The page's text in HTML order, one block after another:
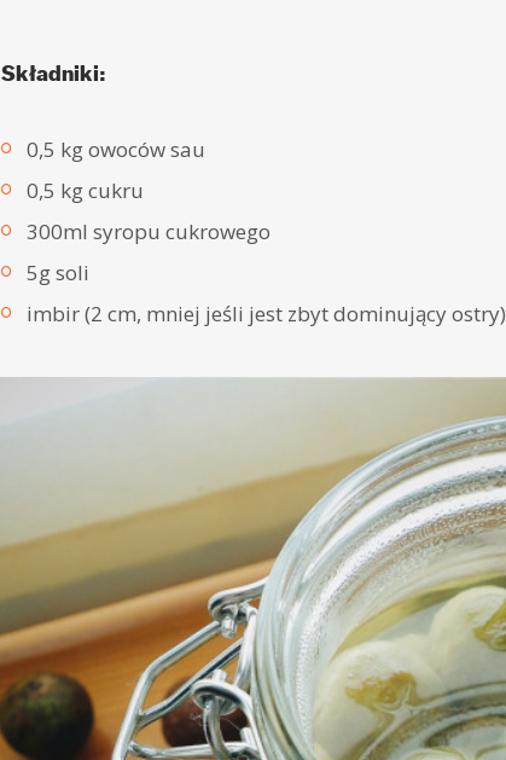
Składniki:
0,5 kg owoców sau
0,5 kg cukru
300ml syropu cukrowego
5g soli
imbir (2 cm, mniej jeśli jest zbyt dominujący ostry)